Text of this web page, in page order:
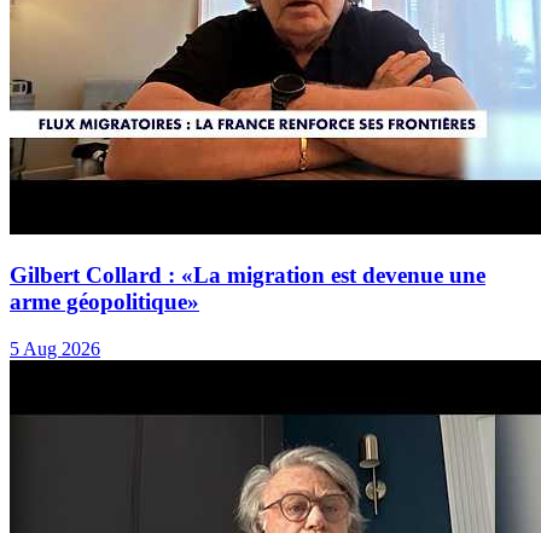
Gilbert Collard : «La migration est devenue une
arme géopolitique»
5 Aug 2026